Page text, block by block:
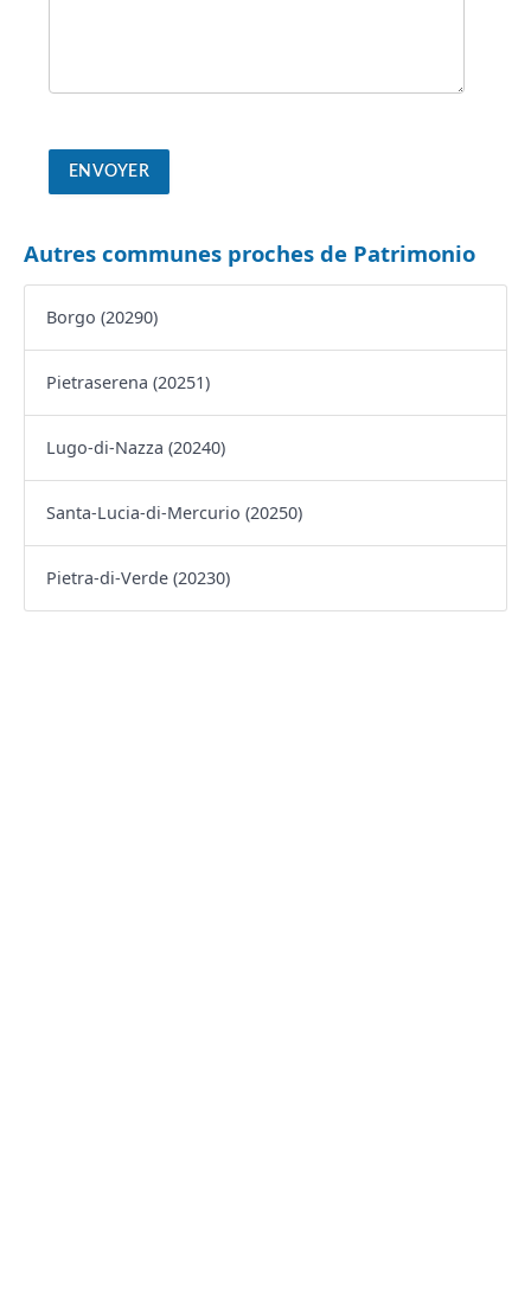
Autres communes proches de Patrimonio
Borgo (20290)
Pietraserena (20251)
Lugo-di-Nazza (20240)
Santa-Lucia-di-Mercurio (20250)
Pietra-di-Verde (20230)